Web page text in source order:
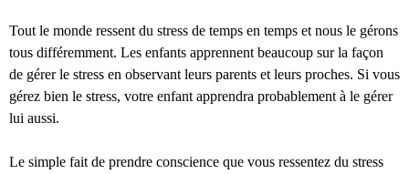
Tout le monde ressent du stress de temps en temps et nous le gérons
tous différemment. Les enfants apprennent beaucoup sur la façon
de gérer le stress en observant leurs parents et leurs proches. Si vous
gérez bien le stress, votre enfant apprendra probablement à le gérer
lui aussi.
Le simple fait de prendre conscience que vous ressentez du stress